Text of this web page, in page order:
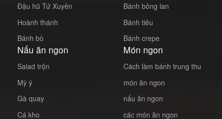
Đậu hũ Tứ Xuyên
Hoành thánh
Bánh bò
Bánh bông lan
Bánh tiêu
Bánh crepe
Nấu ăn ngon
Salad trộn
Mỳ ý
Gà quay
Cá kho
Món ngon
Cách làm bánh trung thu
món ăn ngon
nấu ăn ngon
các món ăn ngon